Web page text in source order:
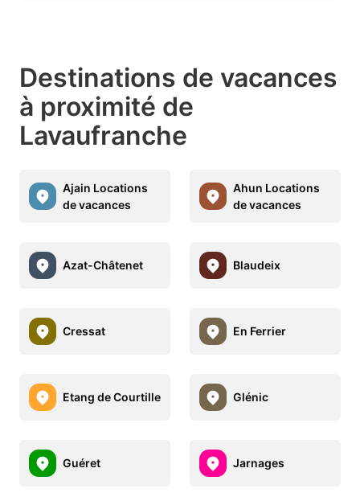
Destinations de vacances
à proximité de
Lavaufranche
Ajain Locations
de vacances
Ahun Locations
de vacances
Azat-Châtenet Blaudeix
Cressat En Ferrier
Etang de Courtille Glénic
Guéret Jarnages